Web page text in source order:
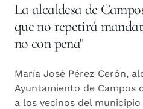
La alcaldesa de
que no repetirá
no con pena"
María José Pérez Cerón,
Ayuntamiento de Campos
a los vecinos del